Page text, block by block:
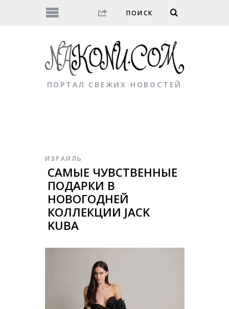
ПОРТАЛ СВЕЖИХ НОВОСТЕЙ
ИЗРАИЛЬ
САМЫЕ ЧУВСТВЕННЫЕ
ПОДАРКИ В
НОВОГОДНЕЙ
КОЛЛЕКЦИИ JACK
KUBA